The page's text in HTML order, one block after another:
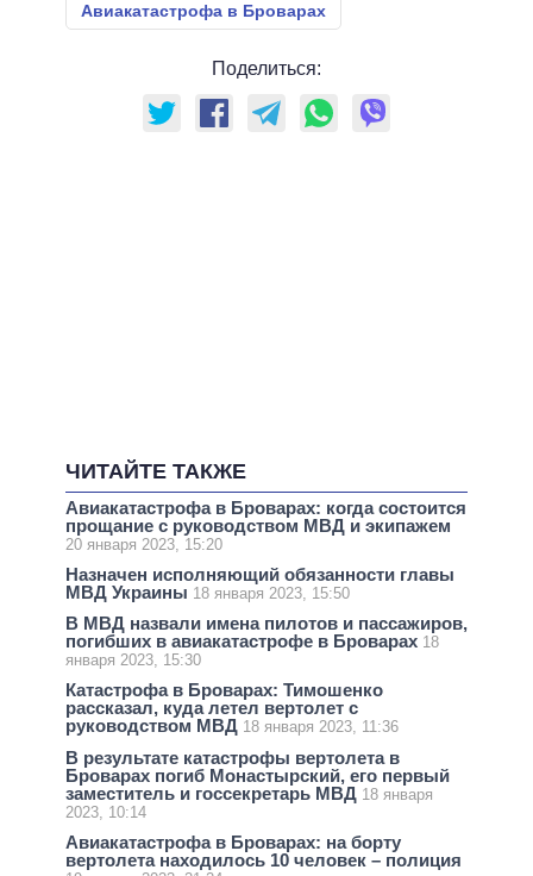
Авиакатастрофа в Броварах
Поделиться:
ЧИТАЙТЕ ТАКЖЕ
Авиакатастрофа в Броварах: когда состоится
прощание с руководством МВД и экипажем
20 января 2023, 15:20
Назначен исполняющий обязанности главы
МВД Украины 18 января 2023, 15:50
В МВД назвали имена пилотов и пассажиров,
погибших в авиакатастрофе в Броварах 18
января 2023, 15:30
Катастрофа в Броварах: Тимошенко
рассказал, куда летел вертолет с
руководством МВД 18 января 2023, 11:36
В результате катастрофы вертолета в
Броварах погиб Монастырский, его первый
заместитель и госсекретарь МВД 18 января
2023, 10:14
Авиакатастрофа в Броварах: на борту
вертолета находилось 10 человек – полиция